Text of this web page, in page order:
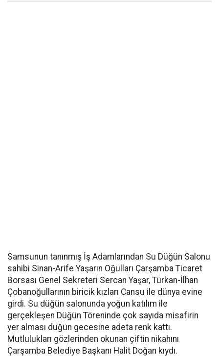
Samsunun tanınmış İş Adamlarından Su Düğün Salonu
sahibi Sinan-Arife Yaşarın Oğulları Çarşamba Ticaret
Borsası Genel Sekreteri Sercan Yaşar, Türkan-İlhan
Çobanoğullarının biricik kızları Cansu ile dünya evine
girdi. Su düğün salonunda yoğun katılım ile
gerçekleşen Düğün Töreninde çok sayıda misafirin
yer alması düğün gecesine adeta renk kattı.
Mutlulukları gözlerinden okunan çiftin nikahını
Çarşamba Belediye Başkanı Halit Doğan kıydı.